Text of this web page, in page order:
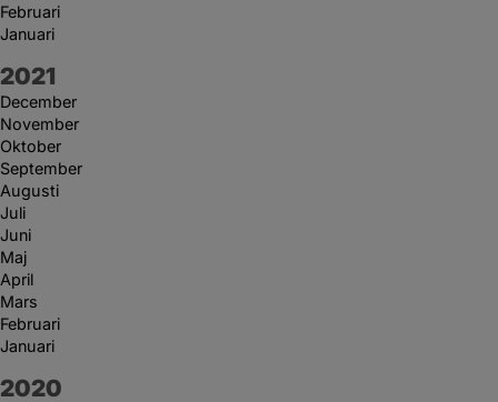
Februari
Januari
År:
2021
December
November
Oktober
September
Augusti
Juli
Juni
Maj
April
Mars
Februari
Januari
År:
2020